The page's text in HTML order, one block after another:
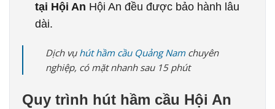
tại Hội An Hội An đều được bảo hành lâu
dài.
Dịch vụ hút hầm cầu Quảng Namchuyên
nghiệp, có mặt nhanh sau 15 phút
Quy trình hút hầm cầu Hội An